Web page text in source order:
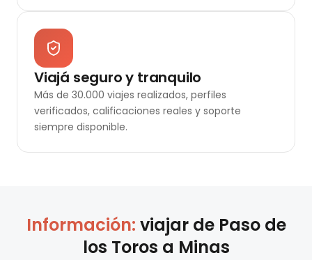
Viajá seguro y tranquilo
Más de 30.000 viajes realizados, perfiles
verificados, calificaciones reales y soporte
siempre disponible.
Información: viajar de Paso de
los Toros a Minas